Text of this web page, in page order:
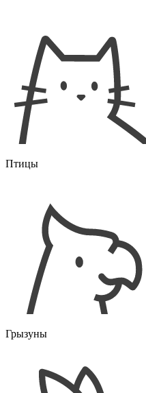
Птицы
Грызуны